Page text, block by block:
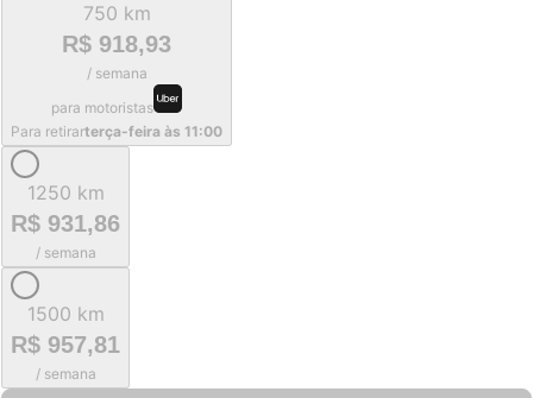
750 km
R$ 918,93
/ semana
para motoristas
Para retirarterça-feira às 11:00
1250 km
R$ 931,86
/ semana
1500 km
R$ 957,81
/ semana